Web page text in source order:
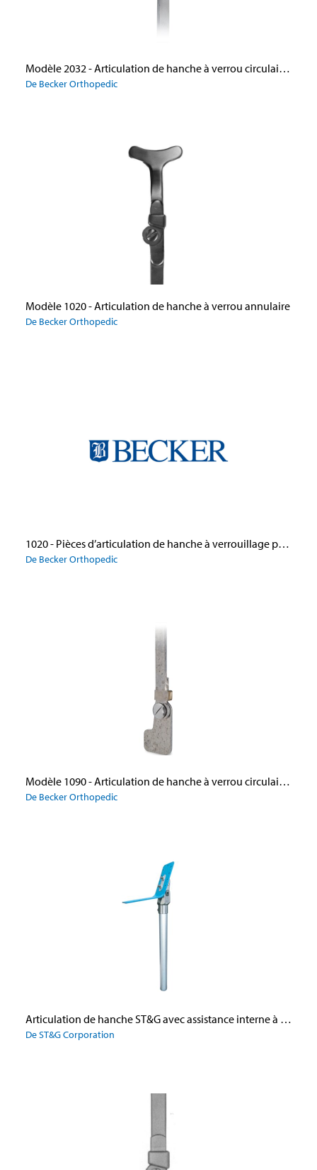
Modèle 2032 - Articulation de hanche à verrou circulaire à deux positions
De Becker Orthopedic
Modèle 1020 - Articulation de hanche à verrou annulaire
De Becker Orthopedic
1020 - Pièces d’articulation de hanche à verrouillage par bague
De Becker Orthopedic
Modèle 1090 - Articulation de hanche à verrou circulaire et avec palier de butée, en aluminium
De Becker Orthopedic
Articulation de hanche ST&G avec assistance interne à l’extension
De ST&G Corporation